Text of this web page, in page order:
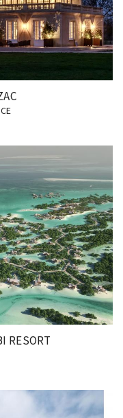
RESORT